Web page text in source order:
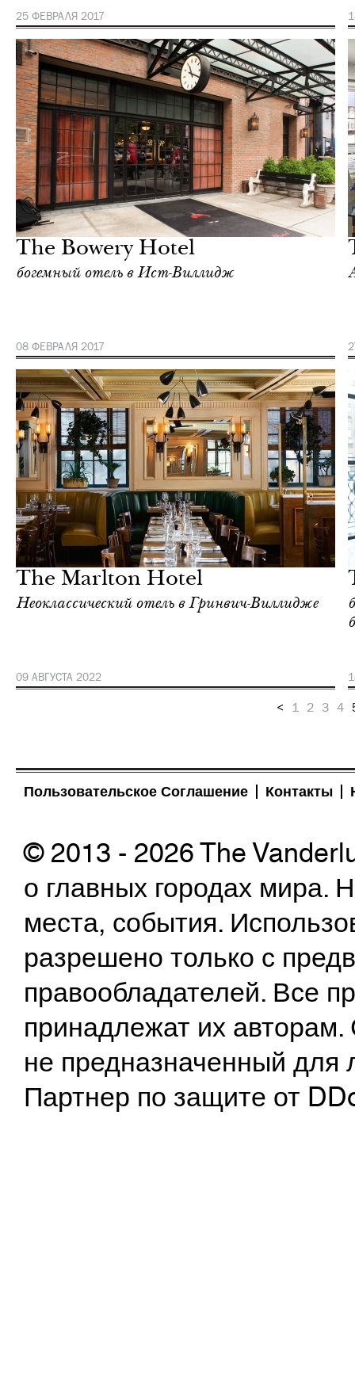
25 ФЕВРАЛЯ 2017
The Bowery Hotel
богемный отель в Ист-Виллидж
08 ФЕВРАЛЯ 2017
Йорк
The Marlton Hotel
Неоклассический отель в Гринвич-Виллидже
09 АВГУСТА 2022
Йорк
< 1 2 3 4
Пользовательское Соглашение Контакты
© 2013 - 2026 The
о главных городах
места, события.
разрешено только с
правообладателей. Все
принадлежат их
не предназначенный
Партнер по защите от